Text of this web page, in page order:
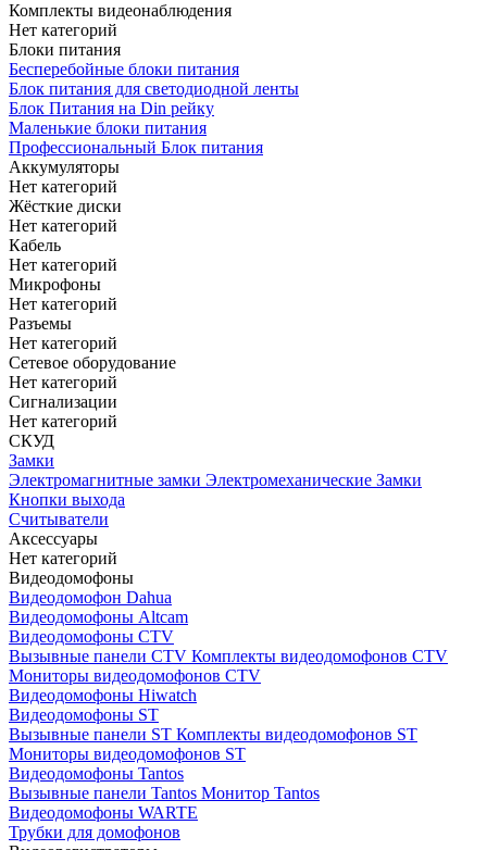
Комплекты видеонаблюдения
Нет категорий
Блоки питания
Бесперебойные блоки питания
Блок питания для светодиодной ленты
Блок Питания на Din рейку
Маленькие блоки питания
Профессиональный Блок питания
Аккумуляторы
Нет категорий
Жёсткие диски
Нет категорий
Кабель
Нет категорий
Микрофоны
Нет категорий
Разъемы
Нет категорий
Сетевое оборудование
Нет категорий
Сигнализации
Нет категорий
СКУД
Замки
Электромагнитные замки Электромеханические Замки
Кнопки выхода
Считыватели
Аксессуары
Нет категорий
Видеодомофоны
Видеодомофон Dahua
Видеодомофоны Altcam
Видеодомофоны CTV
Вызывные панели CTV Комплекты видеодомофонов CTV
Мониторы видеодомофонов CTV
Видеодомофоны Hiwatch
Видеодомофоны ST
Вызывные панели ST Комплекты видеодомофонов ST
Мониторы видеодомофонов ST
Видеодомофоны Tantos
Вызывные панели Tantos Монитор Tantos
Видеодомофоны WARTE
Трубки для домофонов